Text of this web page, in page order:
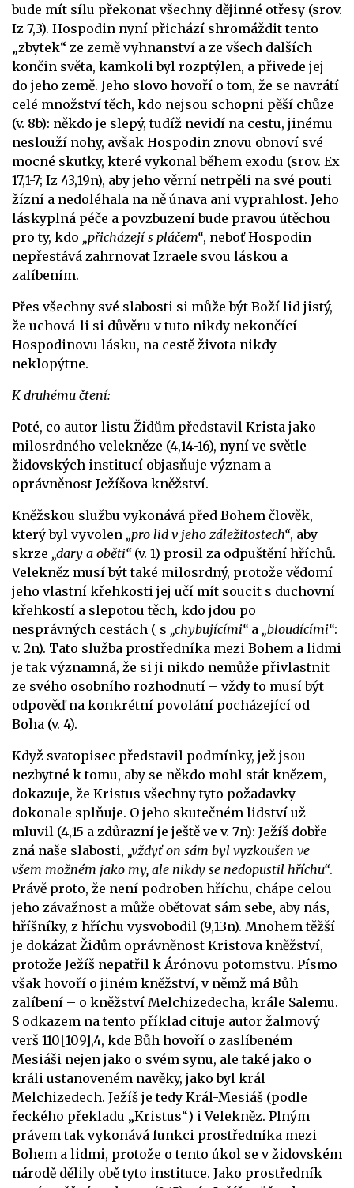
bude mít sílu překonat všechny dějinné otřesy (srov.
Iz 7,3). Hospodin nyní přichází shromáždit tento
„zbytek“ ze země vyhnanství a ze všech dalších
končin světa, kamkoli byl rozptýlen, a přivede jej
do jeho země. Jeho slovo hovoří o tom, že se navrátí
celé množství těch, kdo nejsou schopni pěší chůze
(v. 8b): někdo je slepý, tudíž nevidí na cestu, jinému
neslouží nohy, avšak Hospodin znovu obnoví své
mocné skutky, které vykonal během exodu (srov. Ex
17,1-7; Iz 43,19n), aby jeho věrní netrpěli na své pouti
žízní a nedoléhala na ně únava ani vyprahlost. Jeho
láskyplná péče a povzbuzení bude pravou útěchou
pro ty, kdo „přicházejí s pláčem“, neboť Hospodin
nepřestává zahrnovat Izraele svou láskou a
zalíbením.
Přes všechny své slabosti si může být Boží lid jistý,
že uchová-li si důvěru v tuto nikdy nekončící
Hospodinovu lásku, na cestě života nikdy
neklopýtne.
K druhému čtení:
Poté, co autor listu Židům představil Krista jako
milosrdného velekněze (4,14-16), nyní ve světle
židovských institucí objasňuje význam a
oprávněnost Ježíšova kněžství.
Kněžskou službu vykonává před Bohem člověk,
který byl vyvolen „pro lid v jeho záležitostech“, aby
skrze „dary a oběti“(v. 1) prosil za odpuštění hříchů.
Velekněz musí být také milosrdný, protože vědomí
jeho vlastní křehkosti jej učí mít soucit s duchovní
křehkostí a slepotou těch, kdo jdou po
nesprávných cestách ( s „chybujícími“a „bloudícími“:
v. 2n). Tato služba prostředníka mezi Bohem a lidmi
je tak významná, že si ji nikdo nemůže přivlastnit
ze svého osobního rozhodnutí – vždy to musí být
odpověď na konkrétní povolání pocházející od
Boha (v. 4).
Když svatopisec představil podmínky, jež jsou
nezbytné k tomu, aby se někdo mohl stát knězem,
dokazuje, že Kristus všechny tyto požadavky
dokonale splňuje. O jeho skutečném lidství už
mluvil (4,15 a zdůrazní je ještě ve v. 7n): Ježíš dobře
zná naše slabosti, „vždyť on sám byl vyzkoušen ve
všem možném jako my, ale nikdy se nedopustil hříchu“.
Právě proto, že není podroben hříchu, chápe celou
jeho závažnost a může obětovat sám sebe, aby nás,
hříšníky, z hříchu vysvobodil (9,13n). Mnohem těžší
je dokázat Židům oprávněnost Kristova kněžství,
protože Ježíš nepatřil k Árónovu potomstvu. Písmo
však hovoří o jiném kněžství, v němž má Bůh
zalíbení – o kněžství Melchizedecha, krále Salemu.
S odkazem na tento příklad cituje autor žalmový
verš 110[109],4, kde Bůh hovoří o zaslíbeném
Mesiáši nejen jako o svém synu, ale také jako o
králi ustanoveném navěky, jako byl král
Melchizedech. Ježíš je tedy Král-Mesiáš (podle
řeckého překladu „Kristus“) i Velekněz. Plným
právem tak vykonává funkci prostředníka mezi
Bohem a lidmi, protože o tento úkol se v židovském
národě dělily obě tyto instituce. Jako prostředník